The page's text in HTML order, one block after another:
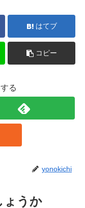
はてブ
コピー
る
yonokichi
ょうか